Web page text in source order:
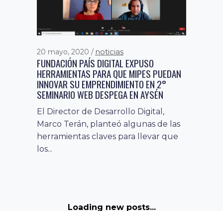
20 mayo, 2020 noticias
FUNDACIÓN PAÍS DIGITAL EXPUSO
HERRAMIENTAS PARA QUE MIPES PUEDAN
INNOVAR SU EMPRENDIMIENTO EN 2°
SEMINARIO WEB DESPEGA EN AYSÉN
El Director de Desarrollo Digital,
Marco Terán, planteó algunas de las
herramientas claves para llevar que
los...
Durante la jornada, los asistentes
aprendieron a utilizar herramientas
de productividad digital, buenas
prácticas para la seguridad...